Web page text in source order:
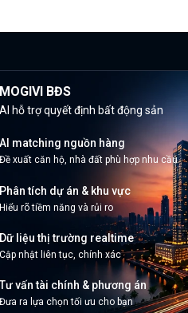
MOGIVI BĐS
AI hỗ trợ quyết định bất động sản
AI matching nguồn hàng
Đề xuất căn hộ, nhà đất phù hợp nhu cầu
Phân tích dự án & khu vực
Hiểu rõ tiềm năng và rủi ro
Dữ liệu thị trường realtime
Cập nhật liên tục, chính xác
Tư vấn tài chính & phương án
Đưa ra lựa chọn tối ưu cho bạn